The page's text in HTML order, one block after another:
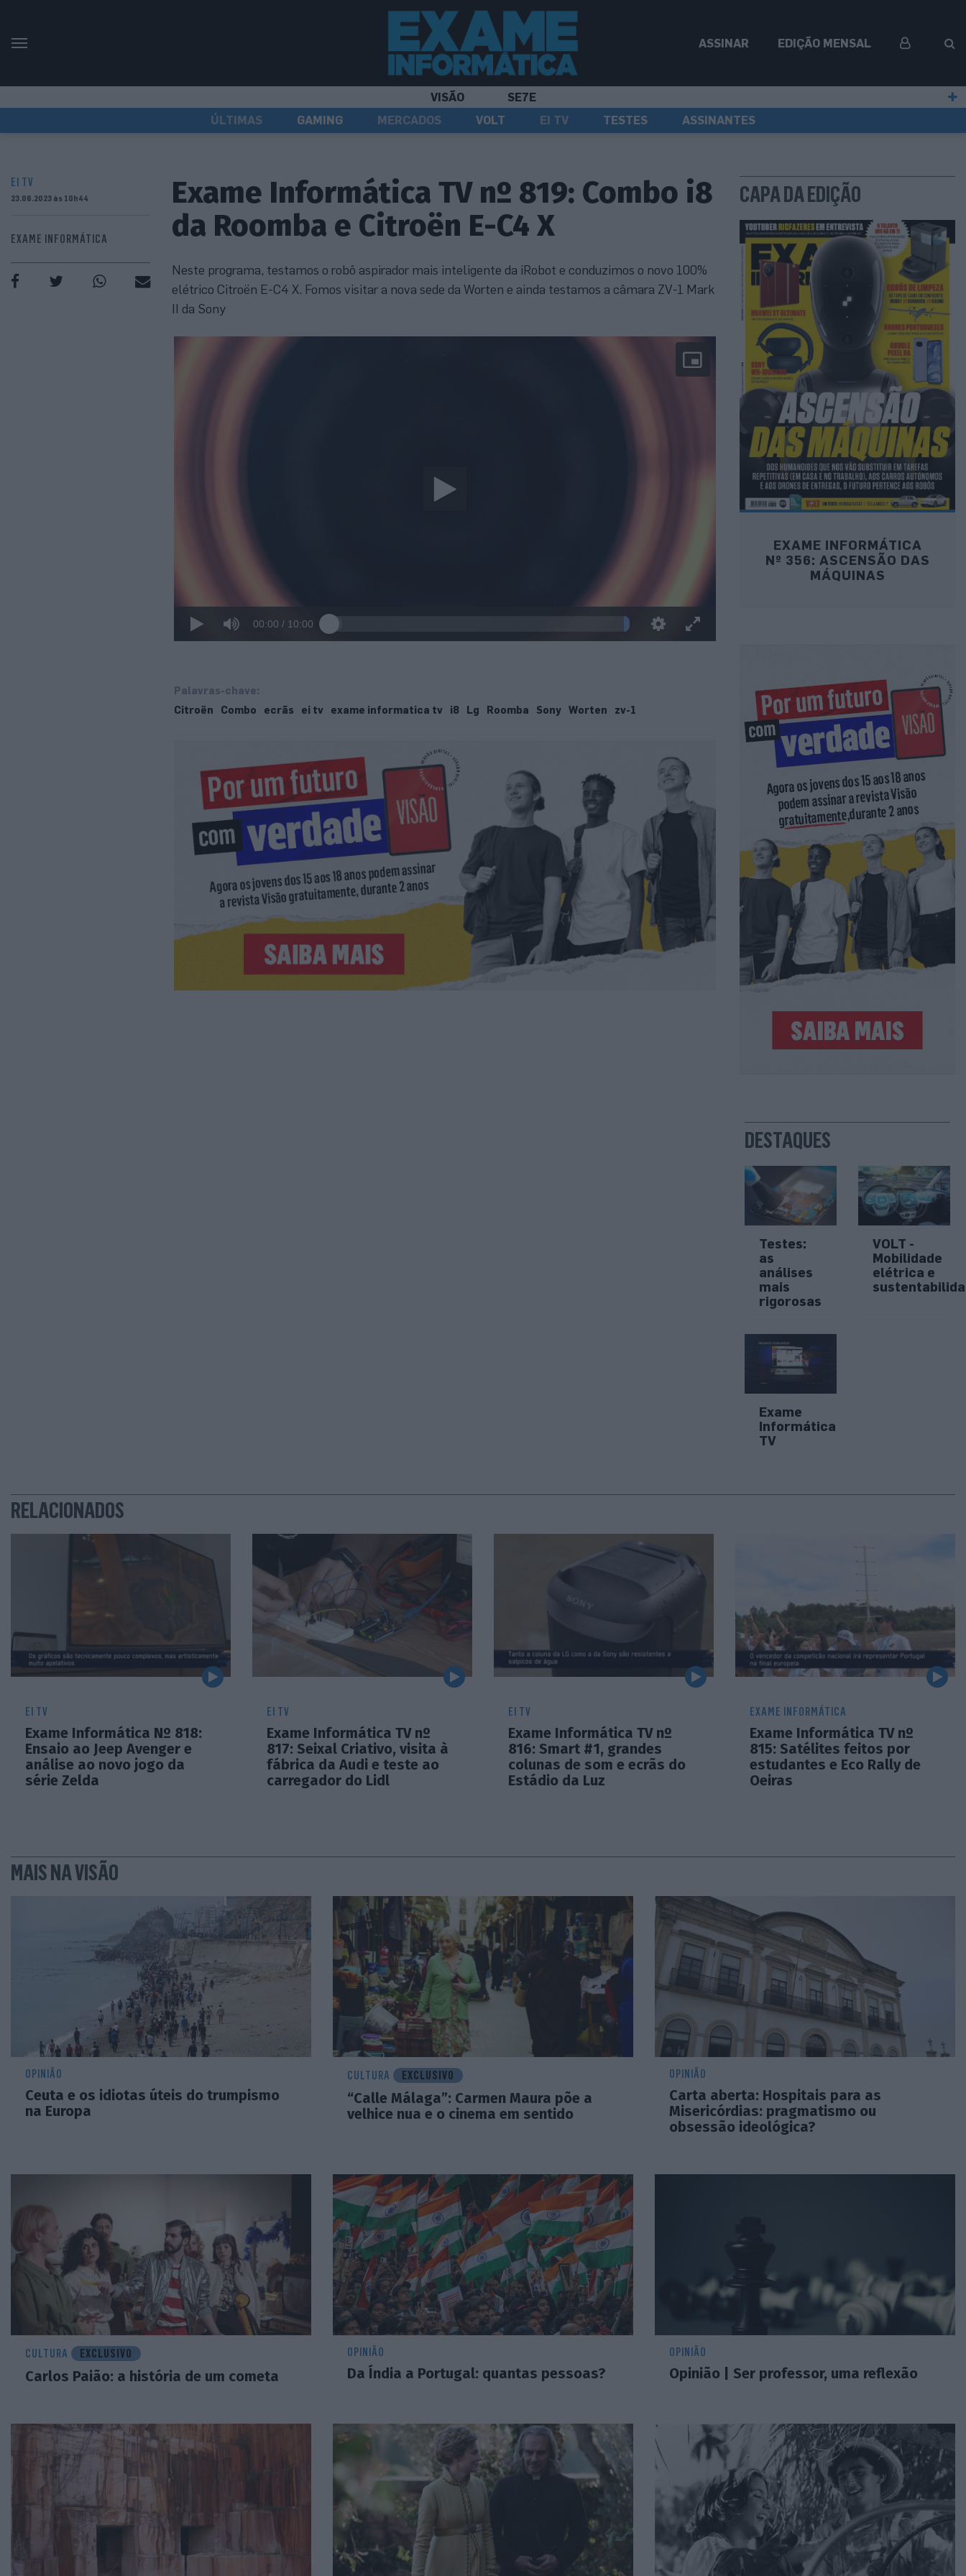
ASSINAR EDIÇÃO MENSAL
VISÃO
SE7E
ÚLTIMAS
GAMING MERCADOS VOLT EI TV TESTES ASSINANTES
EI TV
23.06.2023 às 10h44
EXAME INFORMÁTICA
Exame Informática TV nº 819: Combo i8
da Roomba e Citroën E-C4 X
Neste programa, testamos o robô aspirador mais inteligente da iRobot e conduzimos o novo 100%
elétrico Citroën E-C4 X. Fomos visitar a nova sede da Worten e ainda testamos a câmara ZV-1 Mark
II da Sony
00:00 / 10:00
Palavras-chave:
Citroën
Combo ecrãs ei tv exame informatica tv i8 Lg Roomba Sony Worten zv-1
CAPA DA EDIÇÃO
EXAME INFORMÁTICA
Nº 356: ASCENSÃO DAS
MÁQUINAS
DESTAQUES
Testes:
as
análises
mais
rigorosas
VOLT -
Mobilidade
elétrica e
Exame
Informática
TV
RELACIONADOS
EI TV
Exame Informática Nº 818:
Ensaio ao Jeep Avenger e
análise ao novo jogo da
série Zelda
EI TV
Exame Informática TV nº
817: Seixal Criativo, visita à
fábrica da Audi e teste ao
carregador do Lidl
EI TV
Exame Informática TV nº
816: Smart #1, grandes
colunas de som e ecrãs do
Estádio da Luz
EXAME INFORMÁTICA
Exame Informática TV nº
815: Satélites feitos por
estudantes e Eco Rally de
Oeiras
MAIS NA VISÃO
OPINIÃO
Ceuta e os idiotas úteis do trumpismo
na Europa
CULTURA EXCLUSIVO
“Calle Málaga”: Carmen Maura põe a
velhice nua e o cinema em sentido
OPINIÃO
Carta aberta: Hospitais para as
Misericórdias: pragmatismo ou
obsessão ideológica?
CULTURA EXCLUSIVO
Carlos Paião: a história de um cometa
OPINIÃO
Da Índia a Portugal: quantas pessoas?
OPINIÃO
Opinião | Ser professor, uma reflexão